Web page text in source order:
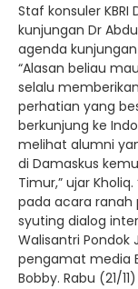
Staf konsuler
kunjungan Dr
agenda
“Alasan beliau
selalu
perhatian yang
berkunjung ke
melihat alumni
di Damaskus
Timur,” ujar
pada acara ranah
syuting dialog
Walisantri Pondok
pengamat media
Bobby. Rabu (21/